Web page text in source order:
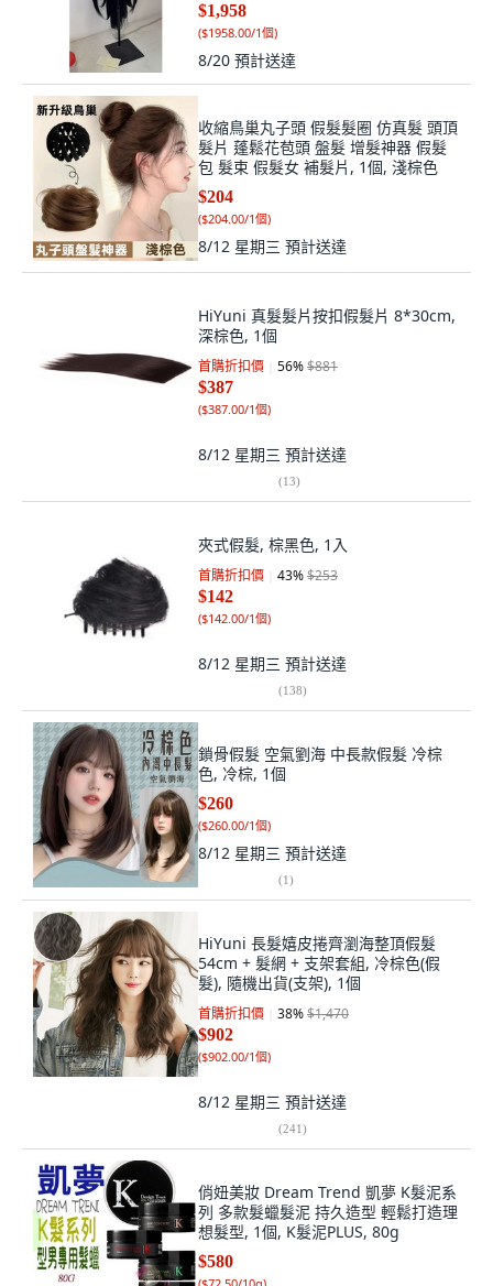
$1,958
($1958.00/1個)
8/20 預計送達
收縮鳥巢丸子頭 假髮髮圈 仿真髮 頭頂
髮片 蓬鬆花苞頭 盤髮 增髮神器 假髮
包 髮束 假髮女 補髮片, 1個, 淺棕色
$204
($204.00/1個)
8/12 星期三 預計送達
HiYuni 真髮髮片按扣假髮片 8*30cm,
深棕色, 1個
首購折扣價 56%$881
$387
($387.00/1個)
8/12 星期三 預計送達
(13)
夾式假髮, 棕黑色, 1入
首購折扣價 43%$253
$142
($142.00/1個)
8/12 星期三 預計送達
(138)
鎖骨假髮 空氣劉海 中長款假髮 冷棕
色, 冷棕, 1個
$260
($260.00/1個)
8/12 星期三 預計送達
(1)
HiYuni 長髮嬉皮捲齊瀏海整頂假髮
54cm + 髮網 + 支架套組, 冷棕色(假
髮), 隨機出貨(支架), 1個
首購折扣價 38%$1,470
$902
($902.00/1個)
8/12 星期三 預計送達
(241)
俏妞美妝 Dream Trend 凱夢 K髮泥系
列 多款髮蠟髮泥 持久造型 輕鬆打造理
想髮型, 1個, K髮泥PLUS, 80g
$580